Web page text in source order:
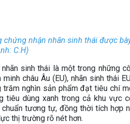
nhận nhãn sinh thái được
C.H)
sinh thái là một trong những
châu Âu (EU), nhãn sinh thái
trăm nghìn sản phẩm đạt tiêu chí
tiêu dùng xanh trong cả khu vực
tương tự, đồng thời tích hợp
thị trường rõ nét hơn.